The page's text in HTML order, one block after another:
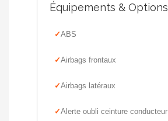
Équipements & Options
ABS
Airbags frontaux
Airbags latéraux
Alerte oubli ceinture conducteur